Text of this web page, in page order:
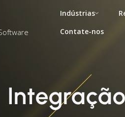
Indústrias
Contate-nos